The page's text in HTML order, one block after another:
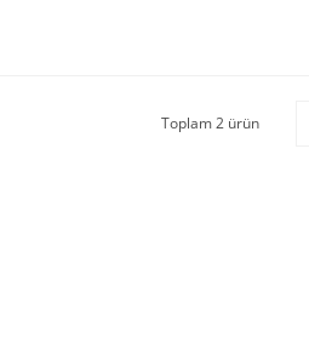
Toplam 2 ürün